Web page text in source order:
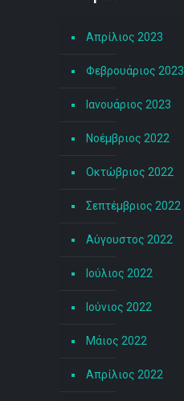
Απρίλιος 2023
Φεβρουάριος 2023
Ιανουάριος 2023
Νοέμβριος 2022
Οκτώβριος 2022
Σεπτέμβριος 2022
Αύγουστος 2022
Ιούλιος 2022
Ιούνιος 2022
Μάιος 2022
Απρίλιος 2022